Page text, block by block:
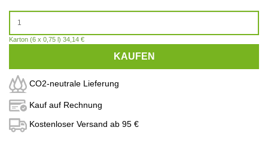
Karton (6 x 0,75 l) 34,14 €
KAUFEN
CO2-neutrale Lieferung
Kauf auf Rechnung
Kostenloser Versand ab 95 €